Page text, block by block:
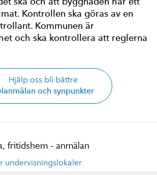
Kontrollen ska göras av en
Kommunen är
och ska kontrollera att reglerna
Hjälp oss bli bättre
och synpunkter
fritidshem - anmälan
undervisningslokaler